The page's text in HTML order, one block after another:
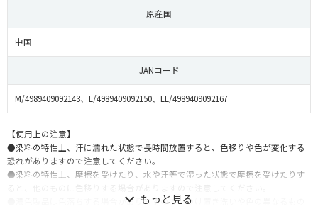
原産国
中国
JANコード
M/4989409092143、L/4989409092150、LL/4989409092167
【使用上の注意】
●染料の特性上、汗に濡れた状態で長時間放置すると、色移りや色が変化する
恐れがありますので注意してください。
●染料の特性上、摩擦を受けたり、水や汗等で湿った状態で摩擦を受けたりす
●濃色製品は色落ちする場合がありますので、つけ置き洗いや色の異なるもの